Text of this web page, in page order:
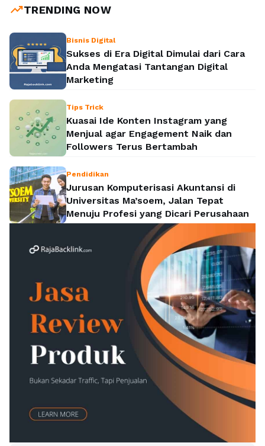
trending_upTRENDING NOW
Bisnis Digital
Sukses di Era Digital Dimulai dari Cara
Anda Mengatasi Tantangan Digital
Marketing
Tips Trick
Kuasai Ide Konten Instagram yang
Menjual agar Engagement Naik dan
Followers Terus Bertambah
Pendidikan
Jurusan Komputerisasi Akuntansi di
Universitas Ma’soem, Jalan Tepat
Menuju Profesi yang Dicari Perusahaan